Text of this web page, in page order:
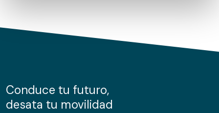
de cookies.
información sobre el uso que haga del sitio web con
nuestros partners de redes sociales, publicidad y análisis
Conduce tu futuro,
desata tu movilidad